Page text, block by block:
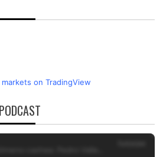
markets on TradingView